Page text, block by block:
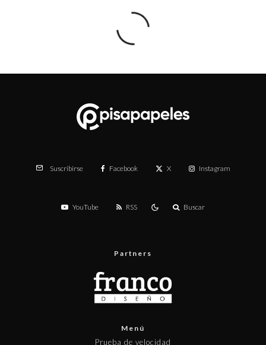
Suscribirse Facebook X Instagram
YouTube RSS Buscar
Partners
Menú
Prueba de velocidad